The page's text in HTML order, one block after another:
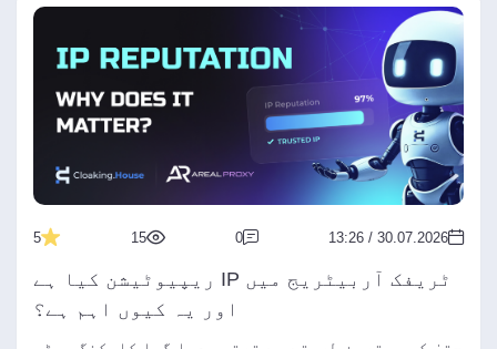
30.07.2026 / 13:26
0
15
5
ٹریفک آربیٹریج میں IP ریپیوٹیشن کیا ہے
اور یہ کیوں اہم ہے؟